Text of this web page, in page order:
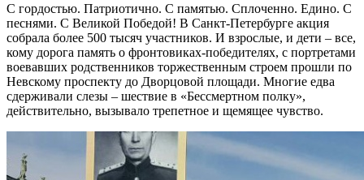
С гордостью. Патриотично. С памятью. Сплоченно. Едино. С
песнями. С Великой Победой! В Санкт-Петербурге акция
собрала более 500 тысяч участников. И взрослые, и дети – все,
кому дорога память о фронтовиках-победителях, с портретами
воевавших родственников торжественным строем прошли по
Невскому проспекту до Дворцовой площади. Многие едва
сдерживали слезы – шествие в «Бессмертном полку»,
действительно, вызывало трепетное и щемящее чувство.